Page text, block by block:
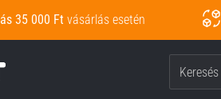
35 000 Ft vásárlás esetén
Top4Sport.hu